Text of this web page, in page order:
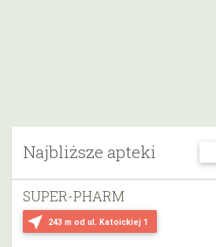
Najbliższe apteki
near_me 243 m od ul. Katoickiej 1
SUPER-PHARM